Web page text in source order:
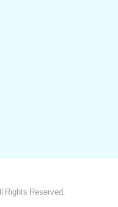
Reserved.